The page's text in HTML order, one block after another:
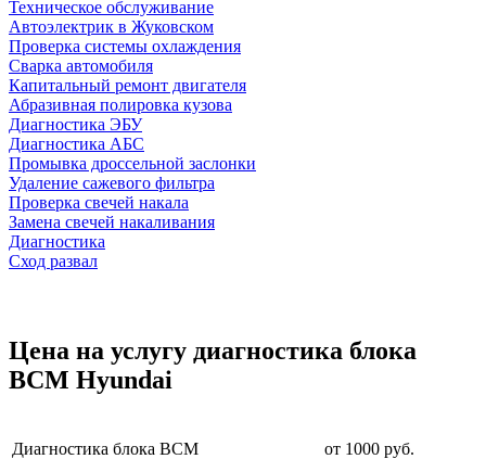
Техническое обслуживание
Автоэлектрик в Жуковском
Проверка системы охлаждения
Сварка автомобиля
Капитальный ремонт двигателя
Абразивная полировка кузова
Диагностика ЭБУ
Диагностика АБС
Промывка дроссельной заслонки
Удаление сажевого фильтра
Проверка свечей накала
Замена свечей накаливания
Диагностика
Сход развал
Цена на услугу диагностика блока
BCM Hyundai
Диагностика блока BCM от 1000 руб.